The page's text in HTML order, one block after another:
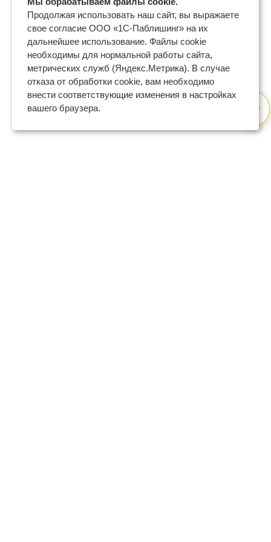
Продолжая использовать наш сайт, вы выражаете
свое согласие ООО «1С-Паблишинг» на их
дальнейшее использование. Файлы cookie
необходимы для нормальной работы сайта,
метрических служб (Яндекс.Метрика). В случае
отказа от обработки cookie, вам необходимо
внести соответствующие изменения в настройках
вашего браузера.